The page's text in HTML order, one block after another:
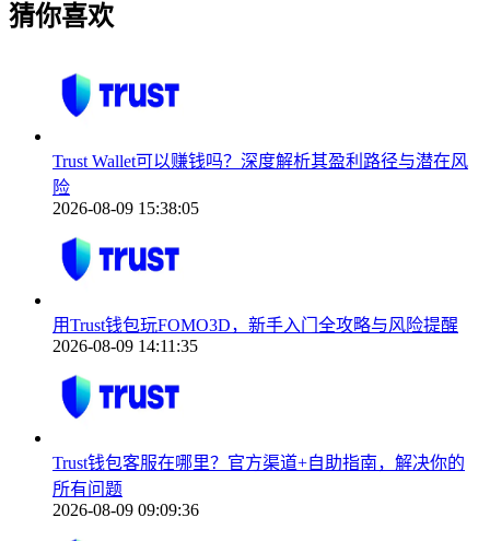
猜你喜欢
Trust Wallet可以赚钱吗？深度解析其盈利路径与潜在风
险
2026-08-09 15:38:05
用Trust钱包玩FOMO3D，新手入门全攻略与风险提醒
2026-08-09 14:11:35
Trust钱包客服在哪里？官方渠道+自助指南，解决你的
所有问题
2026-08-09 09:09:36